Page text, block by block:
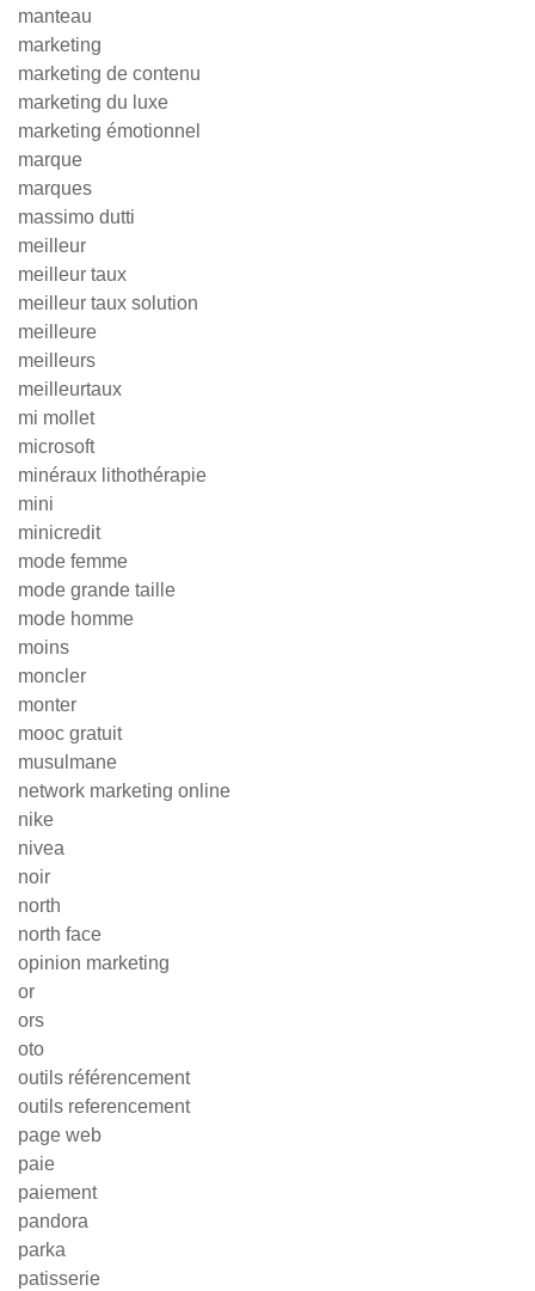
manteau
marketing
marketing de contenu
marketing du luxe
marketing émotionnel
marque
marques
massimo dutti
meilleur
meilleur taux
meilleur taux solution
meilleure
meilleurs
meilleurtaux
mi mollet
microsoft
minéraux lithothérapie
mini
minicredit
mode femme
mode grande taille
mode homme
moins
moncler
monter
mooc gratuit
musulmane
network marketing online
nike
nivea
noir
north
north face
opinion marketing
or
ors
oto
outils référencement
outils referencement
page web
paie
paiement
pandora
parka
patisserie